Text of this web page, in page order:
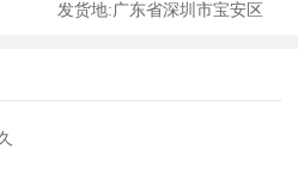
发货地:广东省深圳市宝安区